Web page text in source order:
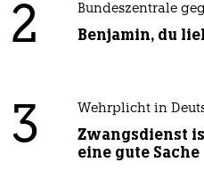
2 Bundeszentrale
Benjamin, du
3 Wehrplicht in
Zwangsdienst
eine gute Sache